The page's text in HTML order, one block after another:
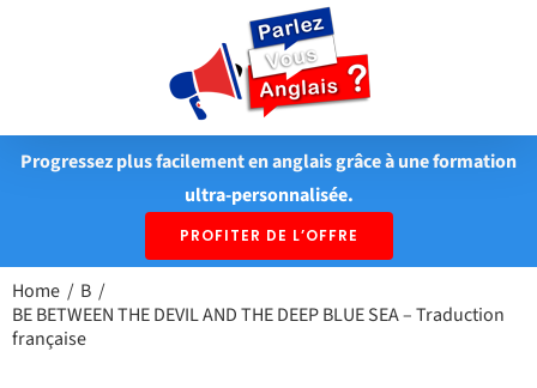
Progressez plus facilement en anglais grâce à une formation
ultra-personnalisée.
PROFITER DE L’OFFRE
Home
B
BE BETWEEN THE DEVIL AND THE DEEP BLUE SEA – Traduction
française